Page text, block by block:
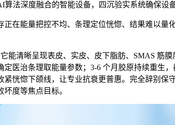
法深度融合的智能设备，四沉验实系统确保设备
能量把控不均、条理定位恍惚、结果难以量
清晰呈现表皮、实皮、皮下脂肪、SMAS 筋
医治条理取能量参数；3-6 个月胶原持续重生
恍惚下颌线，让专业抗衰更普惠。完全辞别保
度等焦点目标。